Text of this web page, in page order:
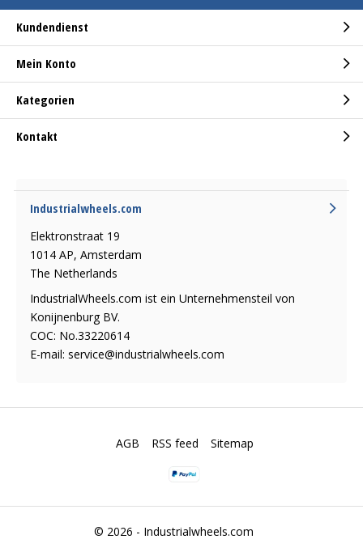
Kundendienst
Mein Konto
Kategorien
Kontakt
Industrialwheels.com
Elektronstraat 19
1014 AP, Amsterdam
The Netherlands
IndustrialWheels.com ist ein Unternehmensteil von
Konijnenburg BV.
COC: No.33220614
E-mail: service@industrialwheels.com
© 2026 - Industrialwheels.com
AGB RSS feed Sitemap